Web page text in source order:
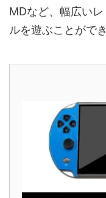
MDなど、幅広い
ルを遊ぶことができ